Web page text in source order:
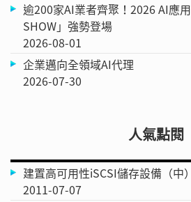
逾200家AI業者齊聚！2026 AI應
SHOW」強勢登場
2026-08-01
企業邁向全領域AI代理
2026-07-30
人氣點閱
建置高可用性iSCSI儲存設備（中）
2011-07-07